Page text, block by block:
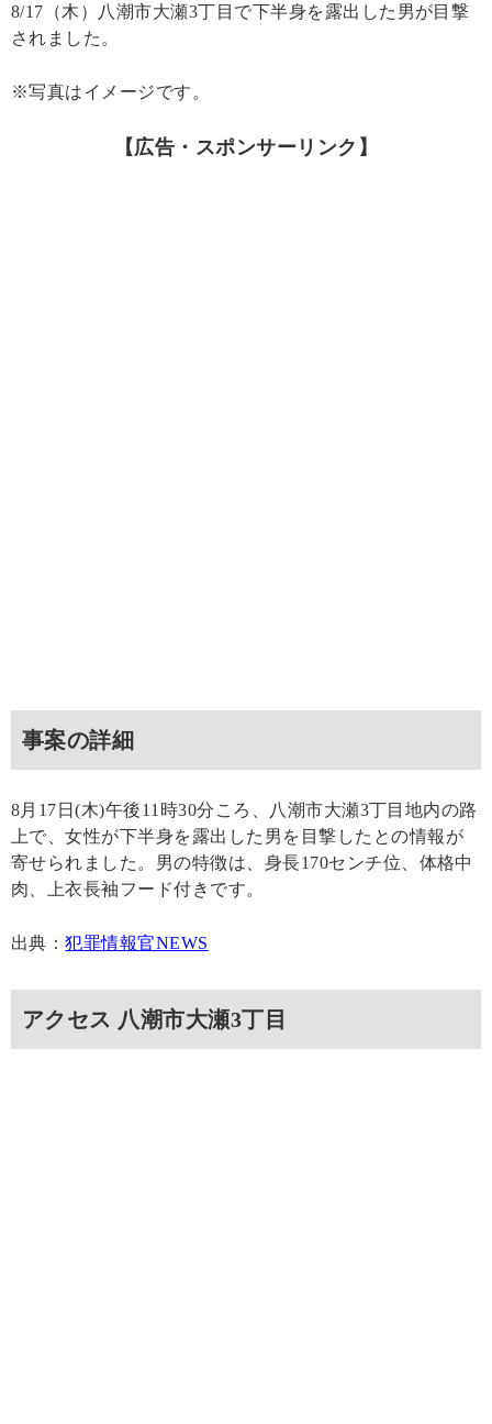
8/17（木）八潮市大瀬3丁目で下半身を露出した男が目撃
されました。
※写真はイメージです。
【広告・スポンサーリンク】
事案の詳細
8月17日(木)午後11時30分ころ、八潮市大瀬3丁目地内の路
上で、女性が下半身を露出した男を目撃したとの情報が
寄せられました。男の特徴は、身長170センチ位、体格中
肉、上衣長袖フード付きです。
出典：犯罪情報官NEWS
アクセス 八潮市大瀬3丁目